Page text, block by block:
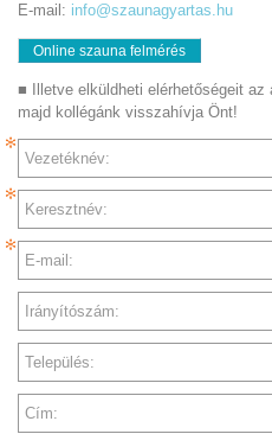
E-mail: info@szaunagyartas.hu
Online szauna felmérés
■ Illetve elküldheti elérhetőségeit az
majd kollégánk visszahívja Önt!
Vezetéknév:
Keresztnév:
E-mail:
Irányítószám:
Település:
Cím: